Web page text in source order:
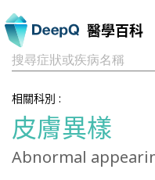
醫學百科
搜尋症狀或疾病名稱
相關科別 :
皮膚異樣
Abnormal